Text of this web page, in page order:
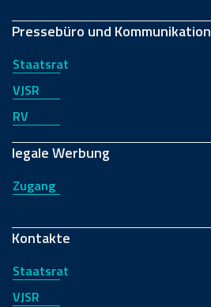
Pressebüro und Kommunikation
Staatsrat
VJSR
RV
legale Werbung
Zugang
Kontakte
Staatsrat
VJSR